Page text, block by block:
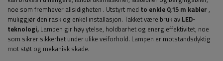
noe som fremhever allsidigheten . Utstyrt med to enkle 0,15 m kabler ,
muliggjør den rask og enkel installasjon. Takket være bruk av LED-
teknologi, Lampen gir høy ytelse, holdbarhet og energieffektivitet, noe
som sikrer sikkerhet under ulike veiforhold. Lampen er motstandsdyktig
mot støt og mekanisk skade.